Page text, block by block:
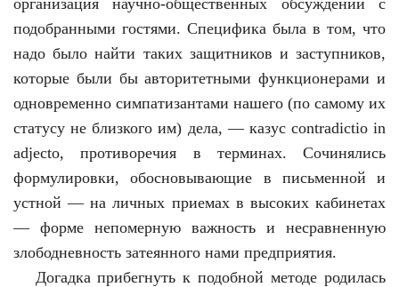
организация научно-общественных обсуждений с
подобранными гостями. Специфика была в том, что
надо было найти таких защитников и заступников,
которые были бы авторитетными функционерами и
одновременно симпатизантами нашего (по самому их
статусу не близкого им) дела, — казус contradictio in
adjecto, противоречия в терминах. Сочинялись
формулировки, обосновывающие в письменной и
устной — на личных приемах в высоких кабинетах
— форме непомерную важность и несравненную
злободневность затеянного нами предприятия.
Догадка прибегнуть к подобной методе родилась